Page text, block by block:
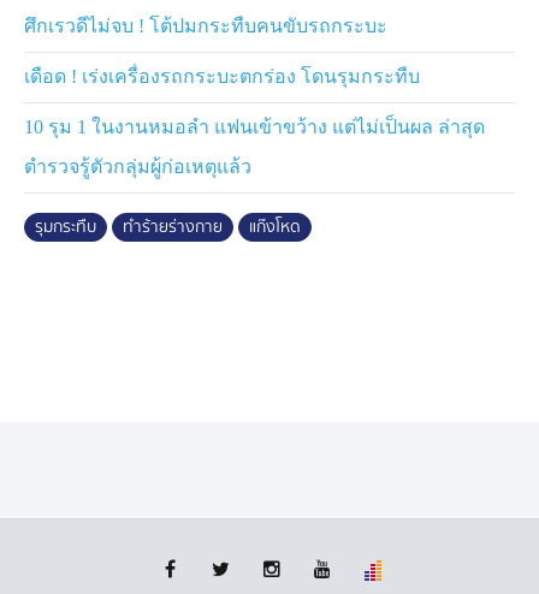
ศึกเรวดีไม่จบ ! โต้ปมกระทืบคนขับรถกระบะ
เดือด ! เร่งเครื่องรถกระบะตกร่อง โดนรุมกระทืบ
10 รุม 1 ในงานหมอลำ แฟนเข้าขว้าง แต่ไม่เป็นผล ล่าสุด
ตำรวจรู้ตัวกลุ่มผู้ก่อเหตุแล้ว
รุมกระทืบ ทำร้ายร่างกาย แก๊งโหด